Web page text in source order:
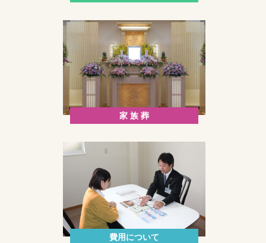
家 族 葬
費用について